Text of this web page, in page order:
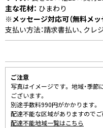
主な花材： ひまわり
※メッセージ対応可（無料メッ
支払い方法：請求書払い、ク
ご注意
写真はイメージです。 地域・季節
ございます。
別途手数料990円がかかります。
配達不能な区域がありますのでご
配達不能地域一覧はこちら